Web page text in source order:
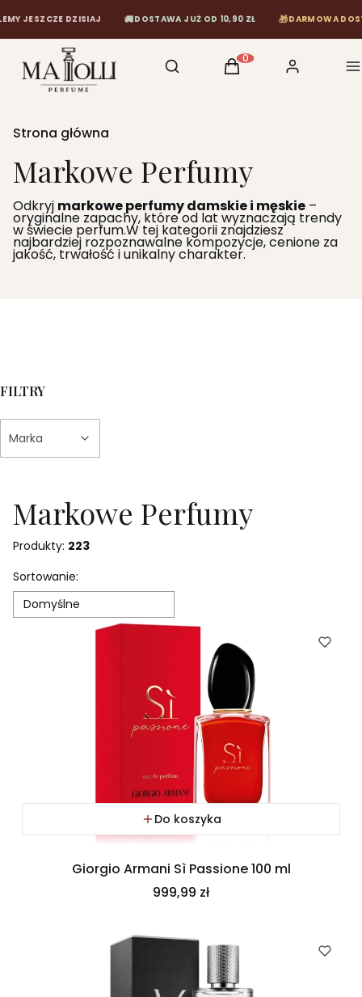
DZISIAJ 🚚DOSTAWA JUŻ OD 10,90 ZŁ 🎁DARMOWA DOSTAWA OD 120
Otwórz wyszukiwarkę
Szukaj Produkty w koszyku:
Koszyk Zaloguj się
Strona główna
Markowe Perfumy
Odkryj markowe perfumy damskie i męskie –
oryginalne zapachy, które od lat wyznaczają trendy
w świecie perfum.W tej kategorii znajdziesz
najbardziej rozpoznawalne kompozycje, cenione za
jakość, trwałość i unikalny charakter.
FILTRY
Marka
Markowe Perfumy
Produkty: 223
Lista produktów
Sortowanie:
Domyślne
Do koszyka
Giorgio Armani Sì Passione 100 ml
Cena
999,99 zł